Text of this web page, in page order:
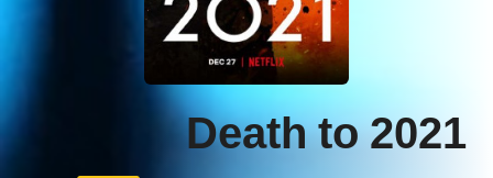
Death to 2021